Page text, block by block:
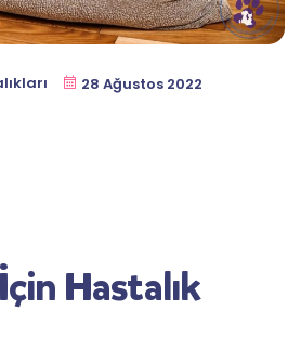
28 Ağustos 2022
Hastalık